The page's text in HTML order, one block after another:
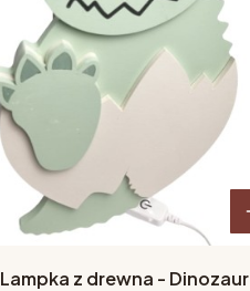
Lampka z drewna - Dinozaur